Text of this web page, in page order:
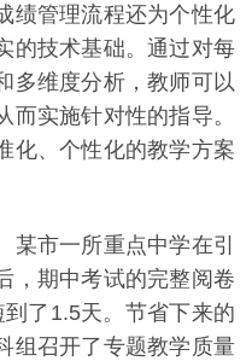
管理流程还为个性化
的技术基础。通过对每
多维度分析，教师可以
实施针对性的指导。
化、个性化的教学方案
市一所重点中学在引
，期中考试的完整阅卷
了1.5天。节省下来的
组召开了专题教学质量